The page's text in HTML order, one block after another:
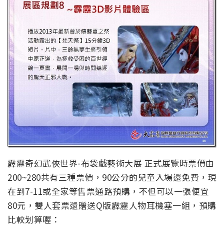
霹靂奇幻武俠世界-布袋戲藝術大展 正式展覽時票價由
200~280共有三種票價，90公分的兒童入場還免費，現
在到7-11或全家等售票通路預購，不但可以一張便宜
80元，雙人套票還贈送Q版霹靂人物耳機塞一組，預購
比較划算喔：